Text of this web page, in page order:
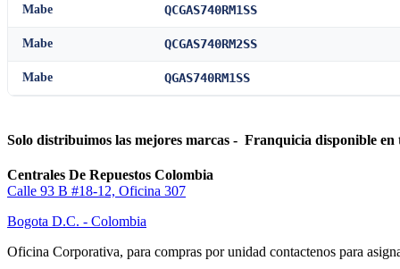
Mabe QCGAS740RM1SS
Mabe QCGAS740RM2SS
Mabe QGAS740RM1SS
Solo distribuimos las mejores marcas - Franquicia disponible en
Centrales De Repuestos Colombia
Calle 93 B #18-12, Oficina 307
Bogota D.C. - Colombia
Oficina Corporativa, para compras por unidad contactenos para